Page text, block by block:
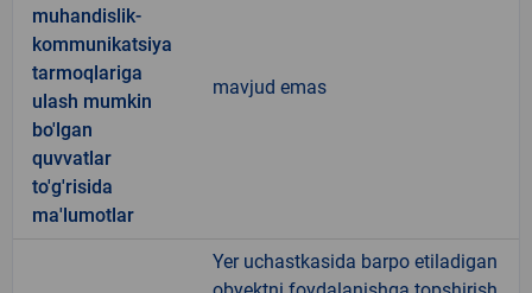
muhandislik-
kommunikatsiya
tarmoqlariga
ulash mumkin
bo'lgan
quvvatlar
to'g'risida
ma'lumotlar
mavjud emas
Yer uchastkasida barpo etiladigan